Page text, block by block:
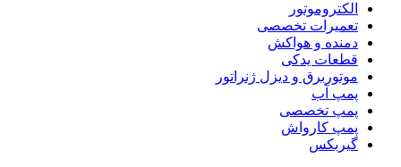
الکتروموتور
تعمیرات تخصصی
دمنده و هواکش
قطعات یدکی
موتوربرق و دیزل ژنراتور
پمپ آب
پمپ تخصصی
پمپ کارواش
گیربکس